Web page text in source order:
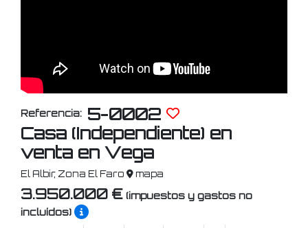
Referencia: 5-0002
Casa (Independiente) en
venta en Vega
El Albir, Zona El Faro mapa
3.950.000 € (impuestos y gastos no
incluídos)